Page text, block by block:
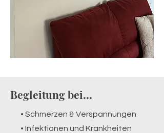
Begleitung bei...
• Schmerzen & Verspannungen
• Infektionen und Krankheiten